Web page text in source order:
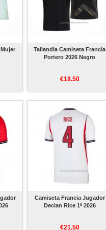
Tailandia Camiseta Francia
Portero 2026 Negro
€18.50
Camiseta Francia Jugador
Declan Rice 1ª 2026
€21.50